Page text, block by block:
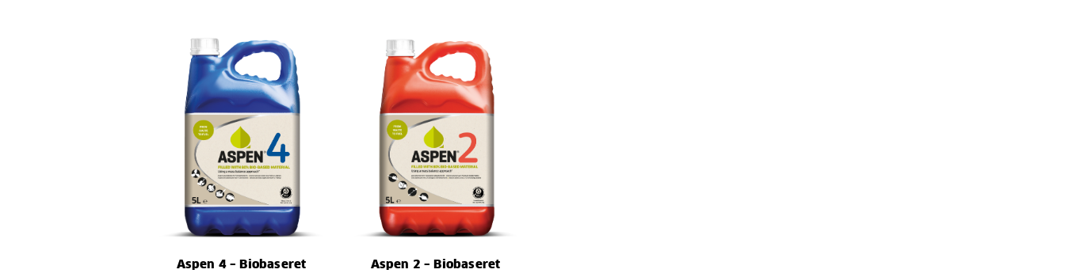
Aspen 4 – Biobaseret
Aspen 2 – Biobaseret